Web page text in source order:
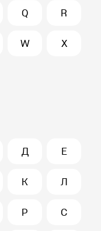
Q R
W X
Д Е
К Л
Р С